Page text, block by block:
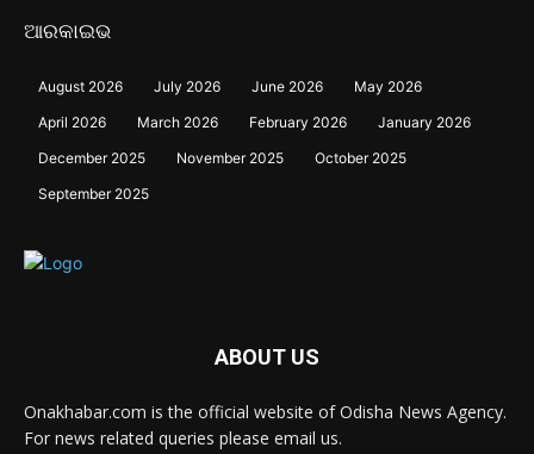
ଆରକାଇଭ
August 2026 July 2026 June 2026
May 2026
April 2026
March 2026 February 2026
January 2026
December 2025
November 2025
October 2025
September 2025
ABOUT US
Onakhabar.com is the official website of Odisha News Agency.
For news related queries please email us.